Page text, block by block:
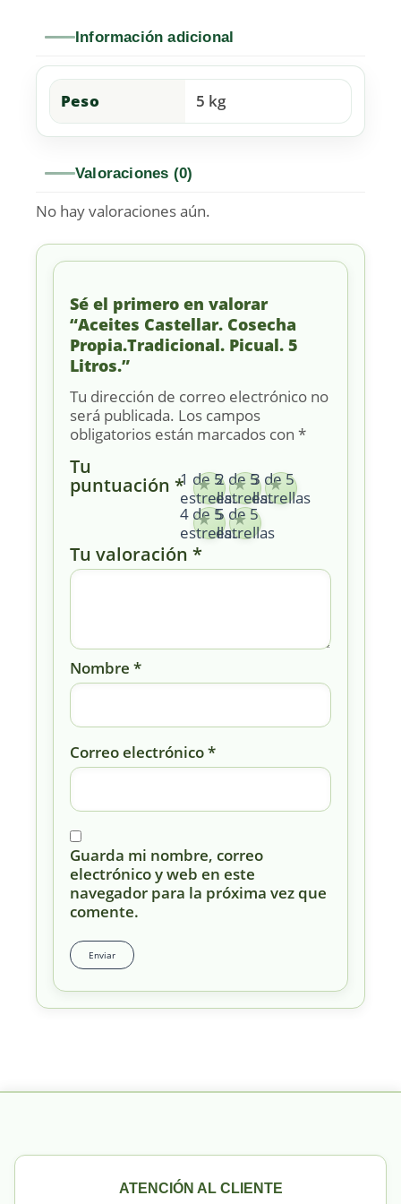
Información adicional
Peso 5 kg
Valoraciones (0)
No hay valoraciones aún.
Sé el primero en valorar
“Aceites Castellar. Cosecha
Propia.Tradicional. Picual. 5
Litros.”
Tu dirección de correo electrónico no
será publicada. Los campos
obligatorios están marcados con *
Tu
puntuación *1 de 5
estrellas
2 de 5
estrellas
3 de 5
estrellas
4 de 5
estrellas
5 de 5
estrellas
Tu valoración *
Nombre *
Correo electrónico*
Guarda mi nombre, correo
electrónico y web en este
navegador para la próxima vez que
comente.
ATENCIÓN AL CLIENTE